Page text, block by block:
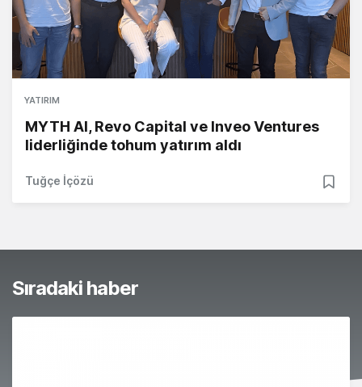
YATIRIM
MYTH AI, Revo Capital ve Inveo Ventures
liderliğinde tohum yatırım aldı
Tuğçe İçözü
Sıradaki haber